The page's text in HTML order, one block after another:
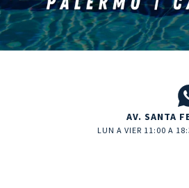
AV. SANTA
LUN A VIER 11:00 A